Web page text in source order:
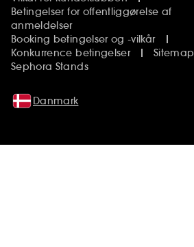
Betingelser for offentliggørelse af
anmeldelser
Booking betingelser og -vilkår
Konkurrence betingelser
Sitemap
Sephora Stands
Danmark